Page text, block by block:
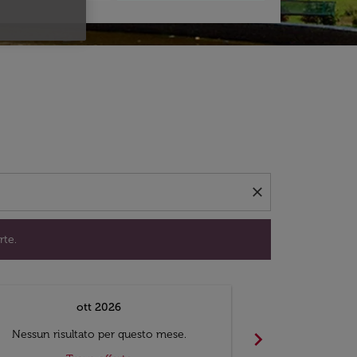
close
trovare offerte.
ott 2026
Nessun risultato per questo mese.
chevron_right